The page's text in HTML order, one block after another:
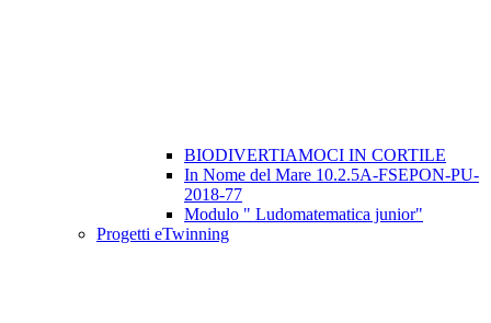
BIODIVERTIAMOCI IN CORTILE
In Nome del Mare 10.2.5A-FSEPON-PU-
2018-77
Modulo " Ludomatematica junior"
Progetti eTwinning